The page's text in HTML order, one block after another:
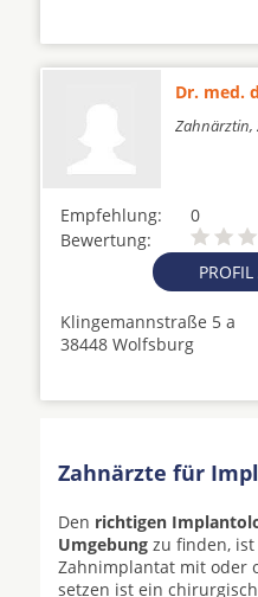
Dr. med.
Zahnärztin,
Empfehlung:
0
Bewertung:
Klingemannstraße 5 a
38448 Wolfsburg
Zahnärzte für
Den richtigen
Umgebung zu finden,
Zahnimplantat mit oder
setzen ist ein